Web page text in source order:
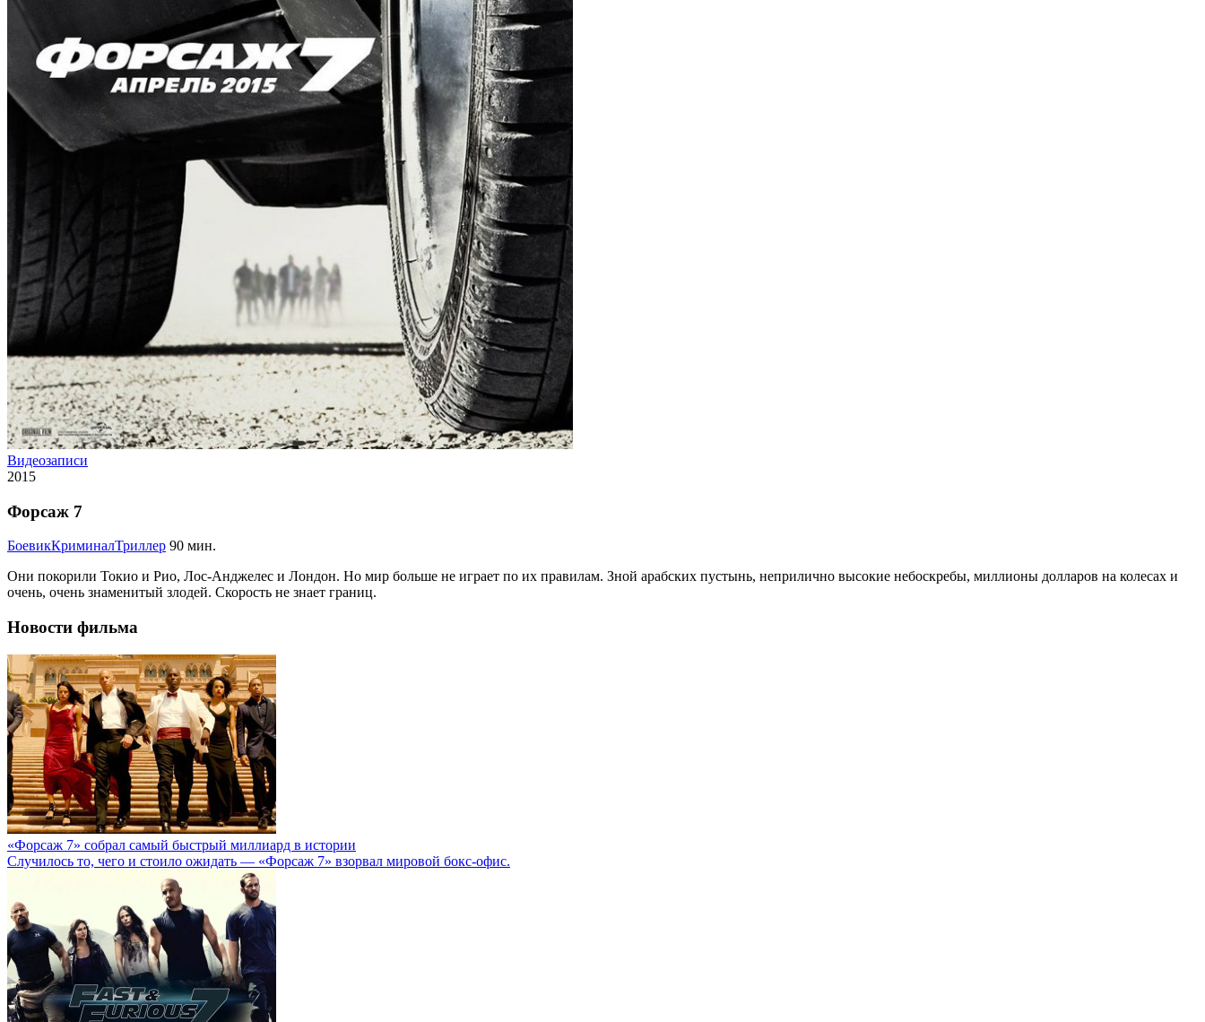
Видеозаписи
2015
Форсаж 7
БоевикКриминалТриллер 90 мин.
Они покорили Токио и Рио, Лос-Анджелес и Лондон. Но мир больше не играет по их правилам. Зной арабских пустынь, неприлично высокие небоскребы, миллионы долларов на колесах и
очень, очень знаменитый злодей. Скорость не знает границ.
Новости фильма
«Форсаж 7» собрал самый быстрый миллиард в истории
Случилось то, чего и стоило ожидать — «Форсаж 7» взорвал мировой бокс-офис.